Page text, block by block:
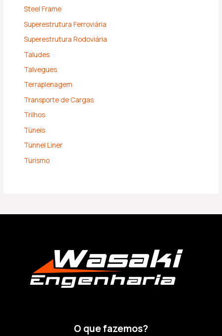
Steel Frame
Superestrutura Ferroviária
Superestrutura Rodoviária
Taludes
Talvegues
Terraplenagem
Transporte de Cargas
Trilhos
Túneis
Tunnel Liner
Turismo
O que fazemos?